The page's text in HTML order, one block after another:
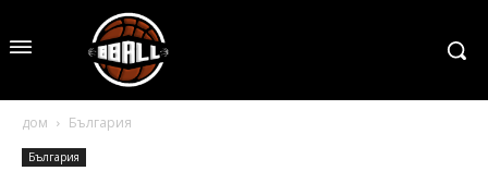
дом България
България